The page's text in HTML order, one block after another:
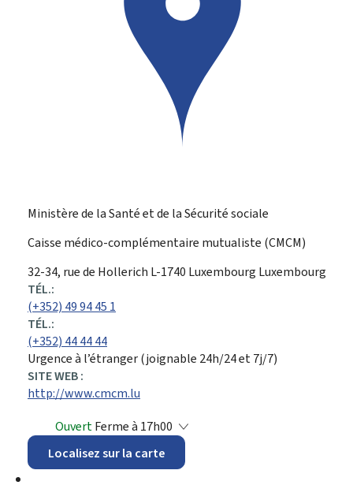
Ministère de la Santé et de la Sécurité sociale
Caisse médico-complémentaire mutualiste (CMCM)
ADRESSE
:
32-34, rue de Hollerich L-1740 Luxembourg Luxembourg
TÉL.:
(+352) 49 94 45 1
TÉL.:
(+352) 44 44 44
Urgence à l’étranger (joignable 24h/24 et 7j/7)
SITE WEB :
http://www.cmcm.lu
OuvertFerme à 17h00
Localisez sur la carte